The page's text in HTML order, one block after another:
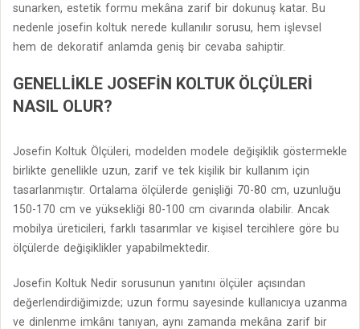
sunarken, estetik formu mekâna zarif bir dokunuş katar. Bu
nedenle josefin koltuk nerede kullanılır sorusu, hem işlevsel
hem de dekoratif anlamda geniş bir cevaba sahiptir.
GENELLIKLE JOSEFIN KOLTUK ÖLÇÜLERI
NASIL OLUR?
Josefin Koltuk Ölçüleri, modelden modele değişiklik göstermekle
birlikte genellikle uzun, zarif ve tek kişilik bir kullanım için
tasarlanmıştır. Ortalama ölçülerde genişliği 70-80 cm, uzunluğu
150-170 cm ve yüksekliği 80-100 cm civarında olabilir. Ancak
mobilya üreticileri, farklı tasarımlar ve kişisel tercihlere göre bu
ölçülerde değişiklikler yapabilmektedir.
Josefin Koltuk Nedir sorusunun yanıtını ölçüler açısından
değerlendirdiğimizde; uzun formu sayesinde kullanıcıya uzanma
ve dinlenme imkânı tanıyan, aynı zamanda mekâna zarif bir